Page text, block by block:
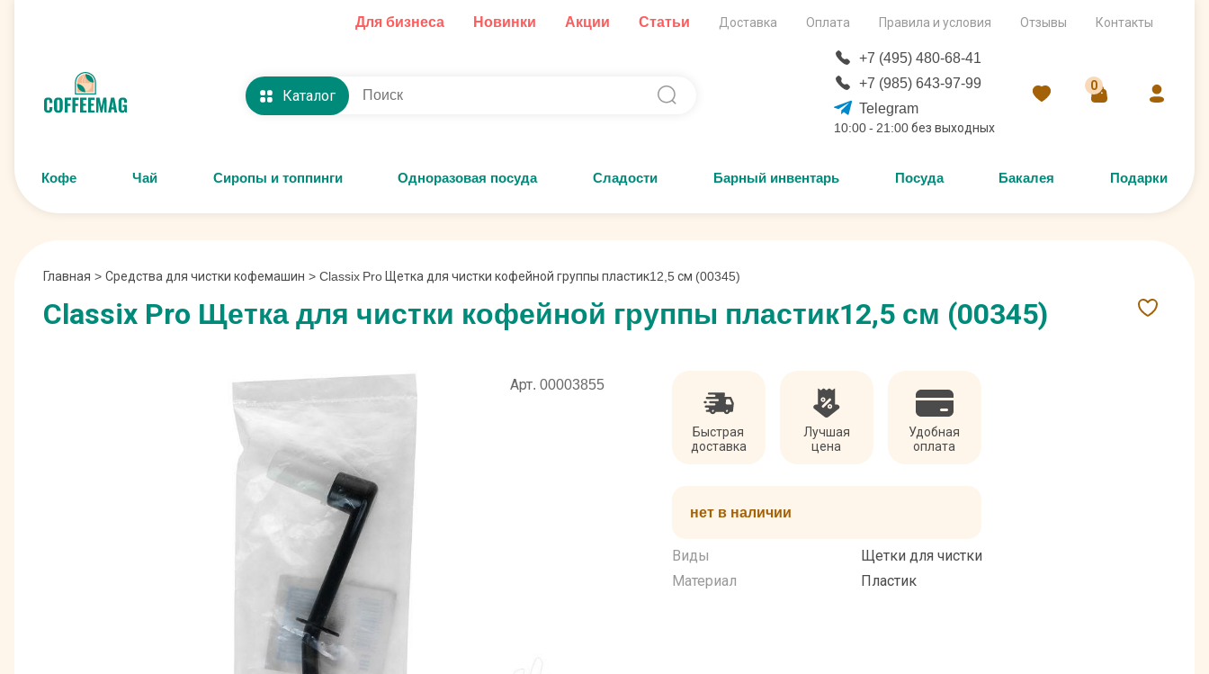
Для бизнеса Новинки Акции Статьи Доставка Оплата Правила и условия Отзывы Контакты
Каталог
+7 (495) 480-68-41
+7 (985) 643-97-99
Telegram
10:00 - 21:00 без выходных
0
Кофе Чай Сиропы и топпинги Одноразовая посуда Сладости Барный инвентарь Посуда Бакалея Подарки
Главная > Средства для чистки кофемашин > Classix Pro Щетка для чистки кофейной группы пластик12,5 см (00345)
Classix Pro Щетка для чистки кофейной группы пластик12,5 см (00345)
Арт. 00003855
Быстрая
доставка
Лучшая
цена
Удобная
оплата
нет в наличии
Виды
Щетки для чистки
Материал
Пластик